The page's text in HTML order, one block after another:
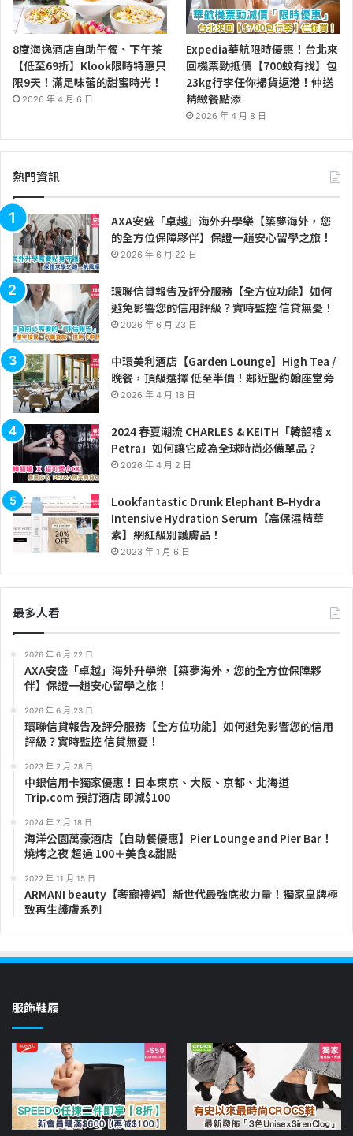
8度海逸酒店自助午餐、下午茶
【低至69折】Klook限時特惠只
限9天！滿足味蕾的甜蜜時光！
2026 年 4 月 6 日
Expedia華航限時優惠！台北來
回機票勁抵價【700蚊有找】包
23kg行李任你掃貨返港！仲送
精緻餐點添
2026 年 4 月 8 日
熱門資訊
AXA安盛「卓越」海外升學樂【築夢海外，您
的全方位保障夥伴】保證一趟安心留學之旅！
2026 年 6 月 22 日
環聯信貸報告及評分服務【全方位功能】如何
避免影響您的信用評級？實時監控 信貸無憂！
2026 年 6 月 23 日
中環美利酒店【Garden Lounge】High Tea /
晚餐，頂級選擇 低至半價！鄰近聖約翰座堂旁
2026 年 4 月 18 日
2024 春夏潮流 CHARLES & KEITH「韓韶禧 x
Petra」如何讓它成為全球時尚必備單品？
2026 年 4 月 2 日
Lookfantastic Drunk Elephant B-Hydra
Intensive Hydration Serum【高保濕精華
素】網紅級別護膚品！
2023 年 1 月 6 日
最多人看
2026 年 6 月 22 日
AXA安盛「卓越」海外升學樂【築夢海外，您的全方位保障夥
伴】保證一趟安心留學之旅！
2026 年 6 月 23 日
環聯信貸報告及評分服務【全方位功能】如何避免影響您的信用
評級？實時監控 信貸無憂！
2023 年 2 月 28 日
中銀信用卡獨家優惠！日本東京、大阪、京都、北海道
Trip.com 預訂酒店 即減$100
2024 年 7 月 18 日
海洋公園萬豪酒店【自助餐優惠】Pier Lounge and Pier Bar！
燒烤之夜 超過 100＋美食&甜點
2022 年 11 月 15 日
ARMANI beauty【奢寵禮遇】新世代最強底妝力量！獨家皇牌極
致再生護膚系列
服飾鞋履